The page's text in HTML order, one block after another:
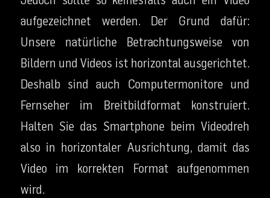
aufgezeichnet werden. Der Grund dafür:
Unsere natürliche Betrachtungsweise von
Bildern und Videos ist horizontal ausgerichtet.
Deshalb sind auch Computermonitore und
Fernseher im Breitbildformat konstruiert.
Halten Sie das Smartphone beim Videodreh
also in horizontaler Ausrichtung, damit das
Video im korrekten Format aufgenommen
wird.